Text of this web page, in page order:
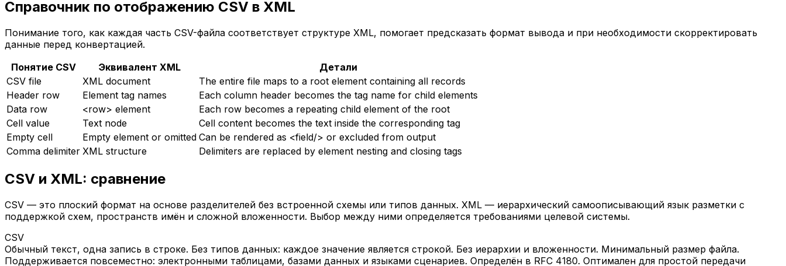
Справочник по отображению CSV в XML
Понимание того, как каждая часть CSV-файла соответствует структуре XML, помогает предсказать формат вывода и при необходимости скорректировать
данные перед конвертацией.
Понятие CSV
Эквивалент XML
Детали
CSV file
XML document
The entire file maps to a root element containing all records
Header row
Element tag names
Each column header becomes the tag name for child elements
Data row
<row> element
Each row becomes a repeating child element of the root
Cell value
Text node
Cell content becomes the text inside the corresponding tag
Empty cell
Empty element or omitted Can be rendered as <field/> or excluded from output
Comma delimiter XML structure Delimiters are replaced by element nesting and closing tags
CSV и XML: сравнение
CSV — это плоский формат на основе разделителей без встроенной схемы или типов данных. XML — иерархический самоописывающий язык разметки с
поддержкой схем, пространств имён и сложной вложенности. Выбор между ними определяется требованиями целевой системы.
CSV
Обычный текст, одна запись в строке. Без типов данных: каждое значение является строкой. Без иерархии и вложенности. Минимальный размер файла.
Поддерживается повсеместно: электронными таблицами, базами данных и языками сценариев. Определён в RFC 4180. Оптимален для простой передачи